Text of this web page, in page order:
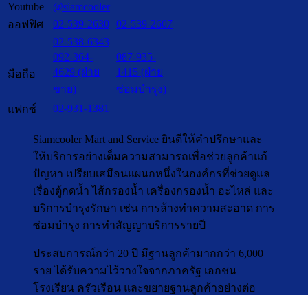
Youtube
@siamcooler
ออฟฟิศ
02-539-2630 02-539-2607
02-538-6343
มือถือ
092-364-
4629 (ฝ่าย
ขาย)
087-935-
1415 (ฝ่าย
ซ่อมบำรุง)
แฟกซ์
02-931-1381
Siamcooler Mart and Service ยินดีให้คำปรึกษาและ
ให้บริการอย่างเต็มความสามารถเพื่อช่วยลูกค้าแก้
ปัญหา เปรียบเสมือนแผนกหนึ่งในองค์กรที่ช่วยดูแล
เรื่องตู้กดน้ำ ไส้กรองน้ำ เครื่องกรองน้ำ อะไหล่ และ
บริการบำรุงรักษา เช่น การล้างทำความสะอาด การ
ซ่อมบำรุง การทำสัญญาบริการรายปี
ประสบการณ์กว่า 20 ปี มีฐานลูกค้ามากกว่า 6,000
ราย ได้รับความไว้วางใจจากภาครัฐ เอกชน
โรงเรียน ครัวเรือน และขยายฐานลูกค้าอย่างต่อ